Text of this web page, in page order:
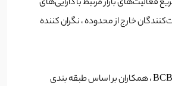
فعالیت‌های بازار مرتبط با دارایی‌های
خارج از محدوده ، نگران کننده
برای بهبود پیشنهادBCBS ، همکاران بر اساس طبقه بندی